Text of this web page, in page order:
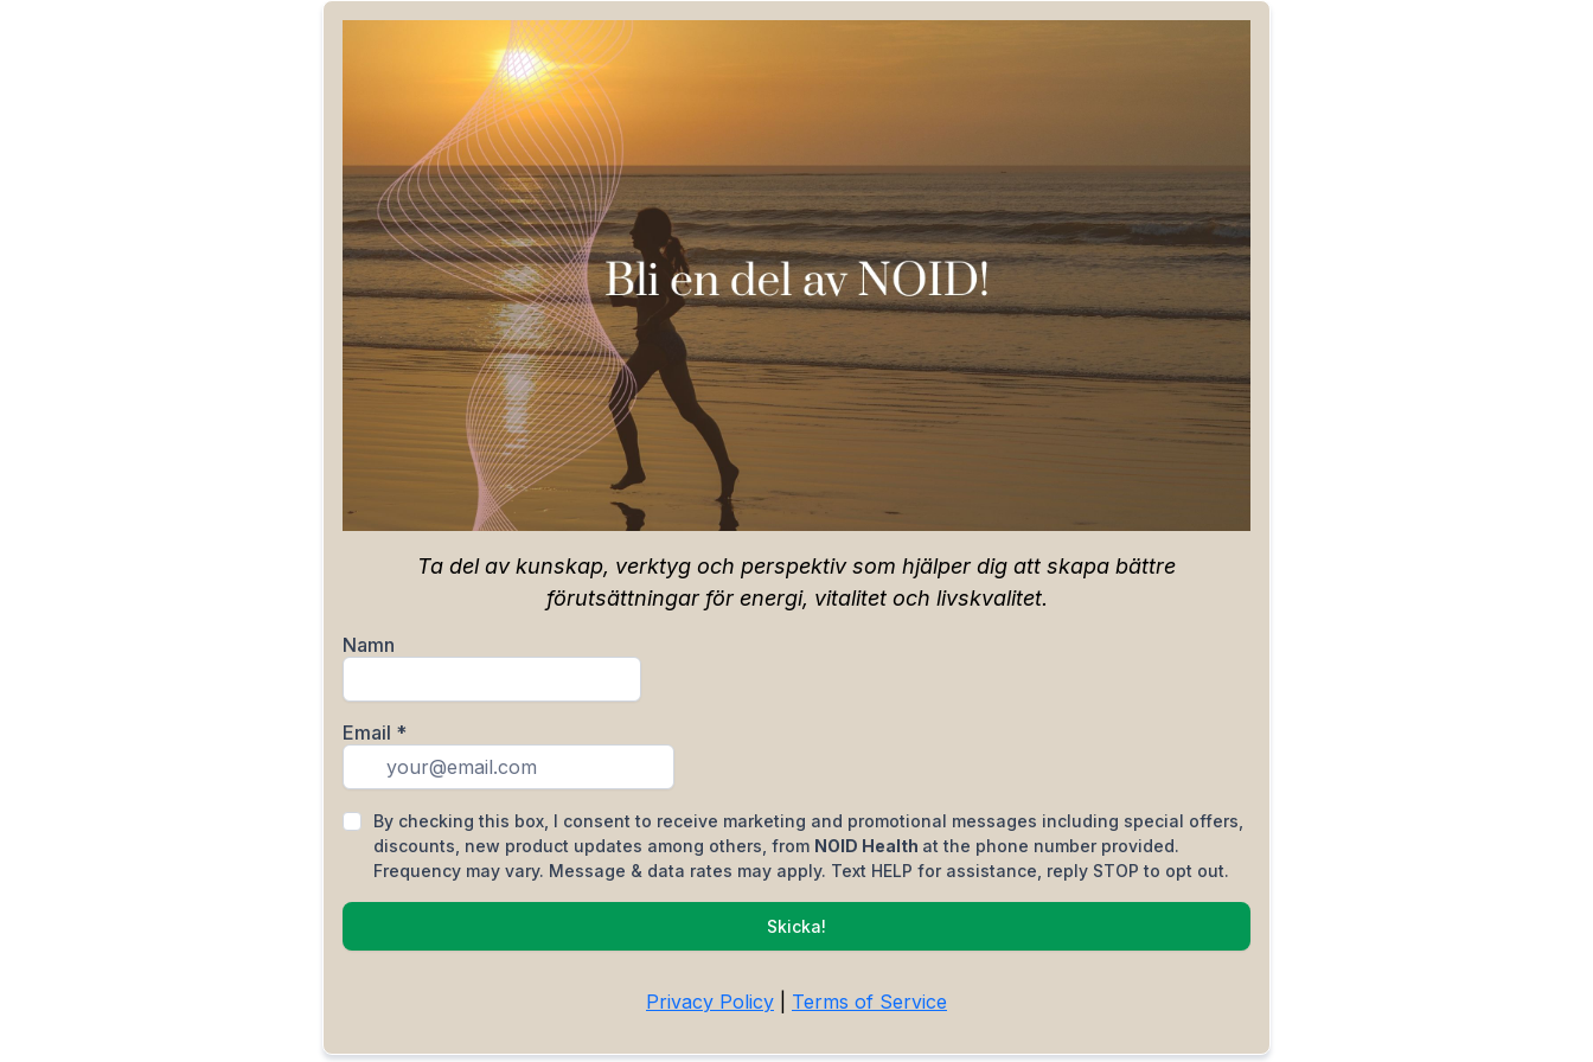
Ta del av kunskap, verktyg och perspektiv som hjälper dig att skapa bättre
förutsättningar för energi, vitalitet och livskvalitet.
Namn
Email *
By checking this box, I consent to receive marketing and promotional messages including special offers,
discounts, new product updates among others, from NOID Health at the phone number provided.
Frequency may vary. Message & data rates may apply. Text HELP for assistance, reply STOP to opt out.
Skicka!
Privacy Policy Terms of Service